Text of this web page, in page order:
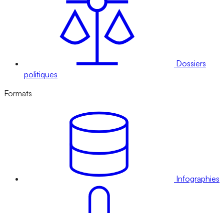
Dossiers
politiques
Formats
Infographies